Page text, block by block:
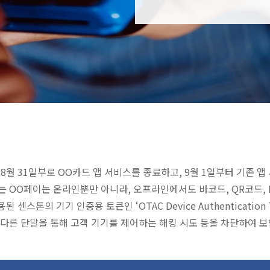
31일부로 OO카드 앱 서비스를 종료하고, 9월 1일부터 기존 앱
페이는 온라인뿐만 아니라, 오프라인에서도 바코드, QR코
된 센스톤의 기기 인증용 토큰인 ‘OTAC Device
른 단말을 통해 고객 기기를 제어하는 해킹 시도 등을 차단하여